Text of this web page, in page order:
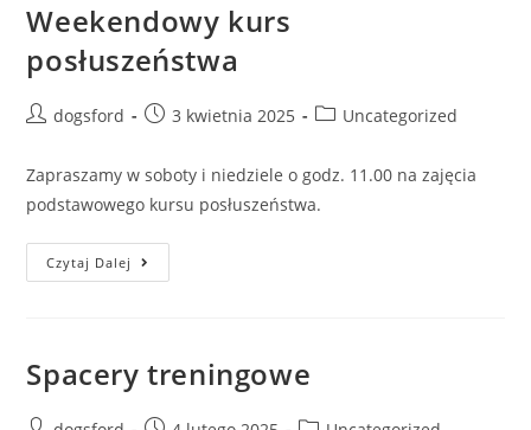
Weekendowy kurs
posłuszeństwa
Postdogsford
Post3 kwietnia 2025
PostUncategorized
Zapraszamy w soboty i niedziele o godz. 11.00 na zajęcia
podstawowego kursu posłuszeństwa.
Czytaj Dalej Weekendowy
Kurs
Spacery treningowe